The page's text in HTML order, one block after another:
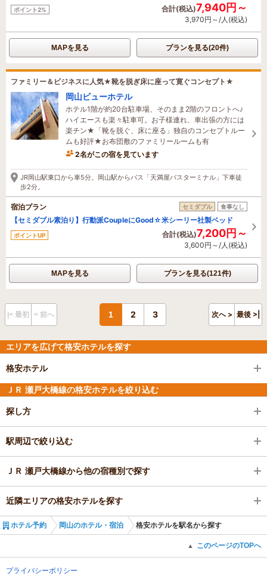
ポイント2% 合計(税込)7,940円～
3,970円～/人(税込)
MAPを見る プランを見る(20件)
ファミリー＆ビジネスに人気★靴を脱ぎ床に座って寛ぐコンセプト★
岡山ビューホテル
ホテル1階が約20台駐車場、そのまま2階のフロントへ♪
ハイエースも楽々駐車可。お子様連れ、車出張の方には
楽チン★「靴を脱ぐ、床に座る」独自のコンセプトルー
ムも好評★お布団敷のファミリールームも有
2名がこの宿を見ています
たった今予約されました
JR岡山駅東口から車5分。岡山駅からバス「天満屋バスターミナル」下車徒
歩2分。
宿泊プラン セミダブル 食事なし
【セミダブル素泊り】行動派CoupleにGood☆米シーリー社製ベッド
ポイントUP 合計(税込)7,200円～
3,600円～/人(税込)
MAPを見る プランを見る(121件)
|< 最初 < 前へ 1 2 3 次へ > 最後 >|
エリアを広げて格安ホテルを探す
格安ホテル
ＪＲ 瀬戸大橋線の格安ホテルを絞り込む
探し方
駅周辺で絞り込む
ＪＲ 瀬戸大橋線から他の宿種別で探す
近隣エリアの格安ホテルを探す
ホテル予約 岡山のホテル・宿泊 格安ホテルを駅名から探す
▲ このページのTOPへ
プライバシーポリシー